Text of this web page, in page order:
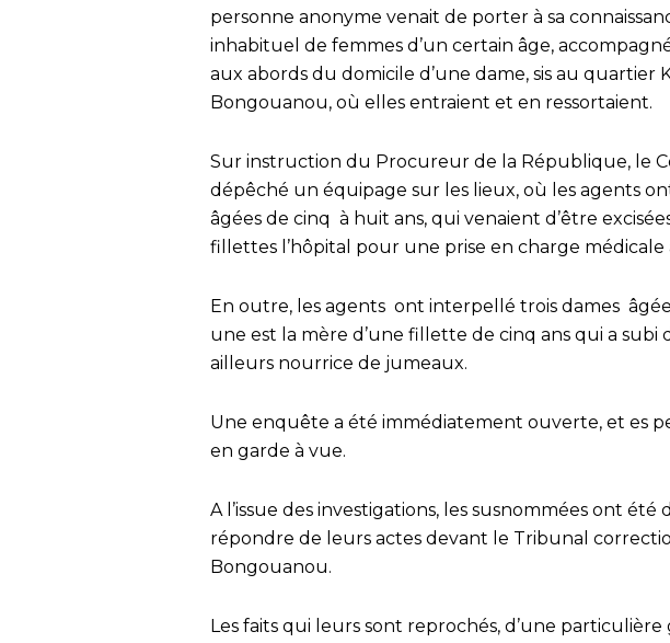
personne anonyme venait de porter à sa
inhabituel de femmes d’un certain âge,
aux abords du domicile d’une dame, sis au quartier
Bongouanou, où elles entraient et en ressortaient.
Sur instruction du Procureur de la République, le
dépêché un équipage sur les lieux, où les agents
âgées de cinq à huit ans, qui venaient d’être
fillettes l’hôpital pour une prise en charge médicale
En outre, les agents ont interpellé trois dames
une est la mère d’une fillette de cinq ans qui a subi
ailleurs nourrice de jumeaux.
Une enquête a été immédiatement ouverte, et es
en garde à vue.
A l’issue des investigations, les susnommées ont
répondre de leurs actes devant le Tribunal
Bongouanou.
Les faits qui leurs sont reprochés, d’une